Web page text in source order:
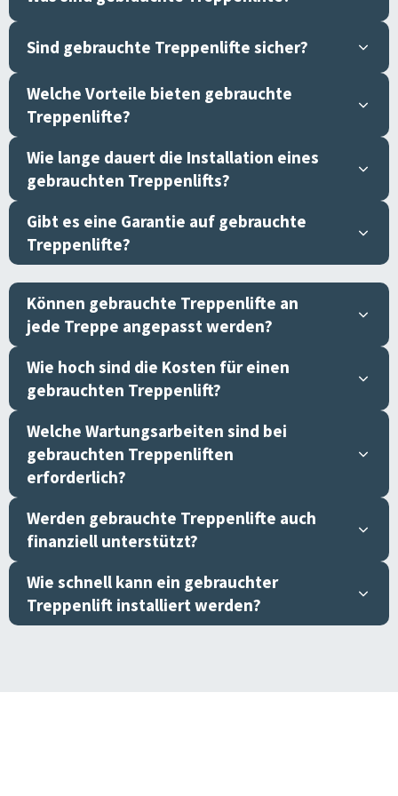
Sind gebrauchte Treppenlifte sicher?
Welche Vorteile bieten gebrauchte
Treppenlifte?
Wie lange dauert die Installation eines
gebrauchten Treppenlifts?
Gibt es eine Garantie auf gebrauchte
Treppenlifte?
Können gebrauchte Treppenlifte an
jede Treppe angepasst werden?
Wie hoch sind die Kosten für einen
gebrauchten Treppenlift?
Welche Wartungsarbeiten sind bei
gebrauchten Treppenliften
erforderlich?
Werden gebrauchte Treppenlifte auch
finanziell unterstützt?
Wie schnell kann ein gebrauchter
Treppenlift installiert werden?